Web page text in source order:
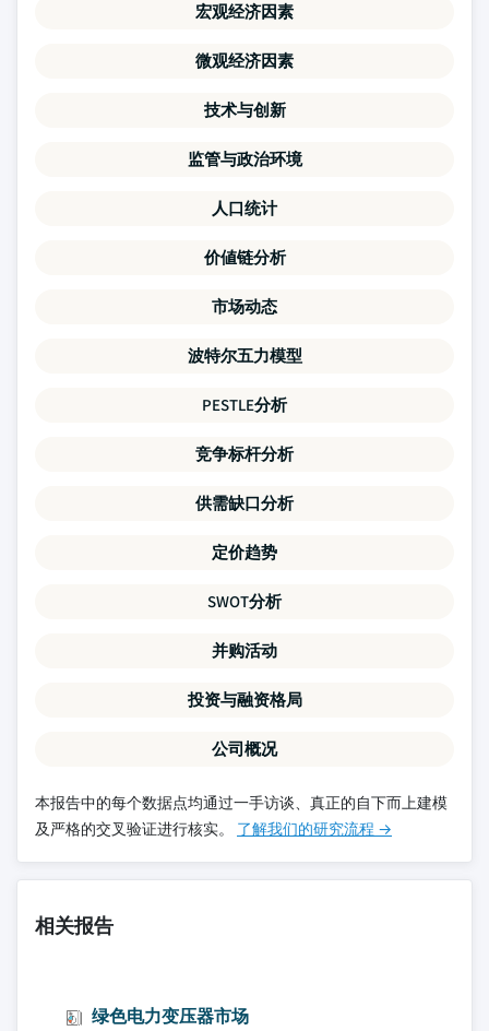
宏观经济因素
微观经济因素
技术与创新
监管与政治环境
人口统计
价値链分析
市场动态
波特尔五力模型
PESTLE分析
竞争标杆分析
供需缺口分析
定价趋势
SWOT分析
并购活动
投资与融资格局
公司概况
本报告中的每个数据点均通过一手访谈、真正的自下而上建模
及严格的交叉验证进行核实。 了解我们的研究流程 →
相关报告
绿色电力变压器市场